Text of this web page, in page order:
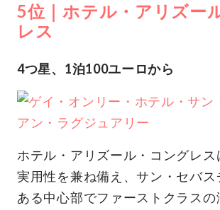
5位｜ホテル・アリズー
レス
4つ星、1泊100ユーロから
ホテル・アリズール・コングレス
実用性を兼ね備え、サン・セバ
ある中心部でファーストクラスの